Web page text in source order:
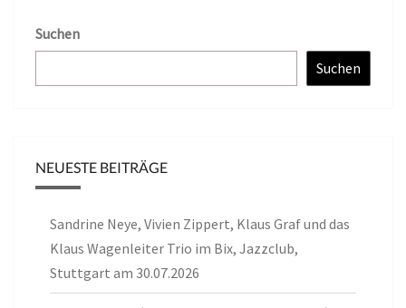
Suchen
Suchen
NEUESTE BEITRÄGE
Sandrine Neye, Vivien Zippert, Klaus Graf und das
Klaus Wagenleiter Trio im Bix, Jazzclub,
Stuttgart am 30.07.2026